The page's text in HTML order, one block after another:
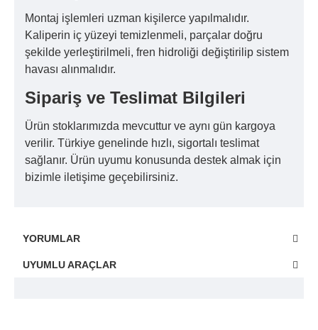
Montaj işlemleri uzman kişilerce yapılmalıdır.
Kaliperin iç yüzeyi temizlenmeli, parçalar doğru
şekilde yerleştirilmeli, fren hidroliği değiştirilip sistem
havası alınmalıdır.
Sipariş ve Teslimat Bilgileri
Ürün stoklarımızda mevcuttur ve aynı gün kargoya
verilir. Türkiye genelinde hızlı, sigortalı teslimat
sağlanır. Ürün uyumu konusunda destek almak için
bizimle iletişime geçebilirsiniz.
YORUMLAR
UYUMLU ARAÇLAR